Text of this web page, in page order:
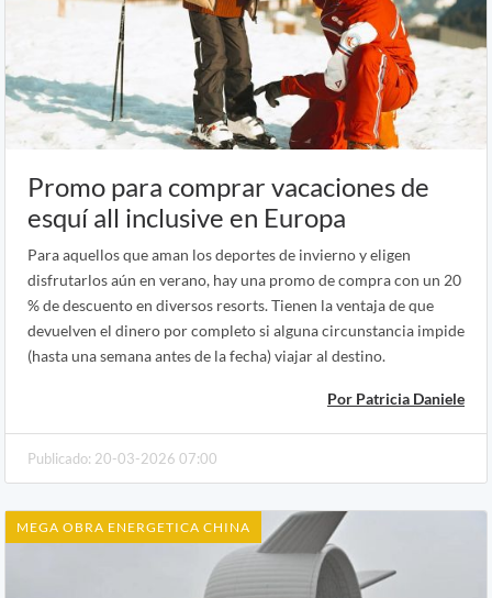
Promo para comprar vacaciones de
esquí all inclusive en Europa
Para aquellos que aman los deportes de invierno y eligen
disfrutarlos aún en verano, hay una promo de compra con un 20
% de descuento en diversos resorts. Tienen la ventaja de que
devuelven el dinero por completo si alguna circunstancia impide
(hasta una semana antes de la fecha) viajar al destino.
Por Patricia Daniele
Publicado: 20-03-2026 07:00
MEGA OBRA ENERGETICA CHINA